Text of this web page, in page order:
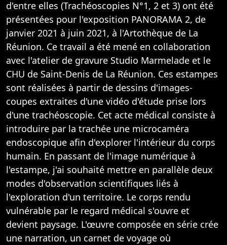
d'entre elles (Trachéoscopies N°1, 2 et 3) ont été
présentées pour l'exposition PANORAMA 2, de
janvier 2021 à juin 2021, à l'Artothèque de La
Réunion. Ce travail a été mené en collaboration
avec l'atelier de gravure Studio Marmelade et le
CHU de Saint-Denis de La Réunion. Ces estampes
sont réalisées à partir de dessins d'images-
coupes extraites d'une vidéo d'étude prise lors
d'une trachéoscopie. Cet acte médical consiste à
introduire par la trachée une micro­caméra
endoscopique afin d'explorer l'intérieur du corps
humain. En passant de l'image numérique à
l'estampe, j'ai souhaité mettre en parallèle deux
modes d'observation scientifiques liés à
l'exploration d'un territoire. Le corps rendu
vulnérable par le regard médical s'ouvre et
devient paysage. L'œuvre composée en série crée
une narration, un carnet de voyage où